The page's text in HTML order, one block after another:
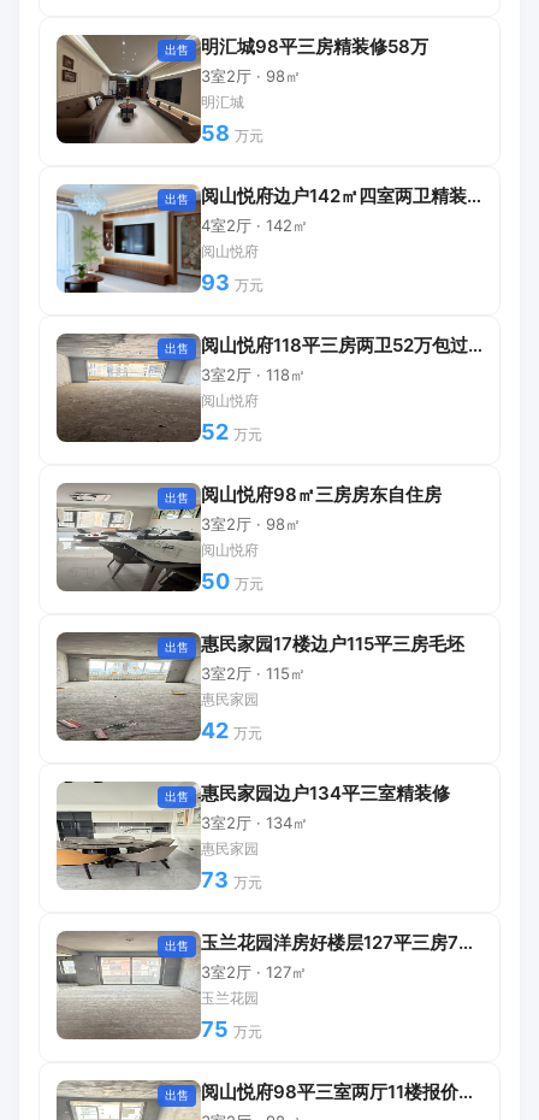
出售 明汇城98平三房精装修58万
3室2厅 · 98㎡
明汇城
58 万元
出售 阅山悦府边户142㎡四室两卫精装修拎包入住
4室2厅 · 142㎡
阅山悦府
93 万元
出售 阅山悦府118平三房两卫52万包过户
3室2厅 · 118㎡
阅山悦府
52 万元
出售 阅山悦府98㎡三房房东自住房
3室2厅 · 98㎡
阅山悦府
50 万元
出售 惠民家园17楼边户115平三房毛坯
3室2厅 · 115㎡
惠民家园
42 万元
出售 惠民家园边户134平三室精装修
3室2厅 · 134㎡
惠民家园
73 万元
出售 玉兰花园洋房好楼层127平三房75万
3室2厅 · 127㎡
玉兰花园
75 万元
出售 阅山悦府98平三室两厅11楼报价42万